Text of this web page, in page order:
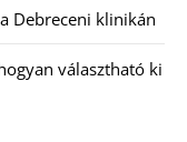
Debreceni klinikán
választható ki